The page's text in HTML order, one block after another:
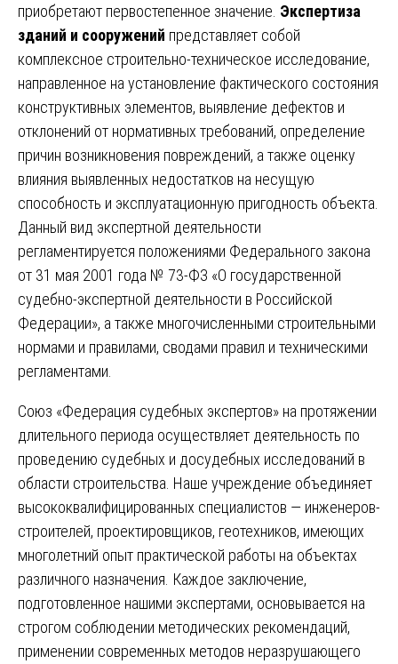
приобретают первостепенное значение. Экспертиза
зданий и сооружений представляет собой
комплексное строительно-техническое исследование,
направленное на установление фактического состояния
конструктивных элементов, выявление дефектов и
отклонений от нормативных требований, определение
причин возникновения повреждений, а также оценку
влияния выявленных недостатков на несущую
способность и эксплуатационную пригодность объекта.
Данный вид экспертной деятельности
регламентируется положениями Федерального закона
от 31 мая 2001 года № 73-ФЗ «О государственной
судебно-экспертной деятельности в Российской
Федерации», а также многочисленными строительными
нормами и правилами, сводами правил и техническими
регламентами.
Союз «Федерация судебных экспертов» на протяжении
длительного периода осуществляет деятельность по
проведению судебных и досудебных исследований в
области строительства. Наше учреждение объединяет
высококвалифицированных специалистов — инженеров-
строителей, проектировщиков, геотехников, имеющих
многолетний опыт практической работы на объектах
различного назначения. Каждое заключение,
подготовленное нашими экспертами, основывается на
строгом соблюдении методических рекомендаций,
применении современных методов неразрушающего